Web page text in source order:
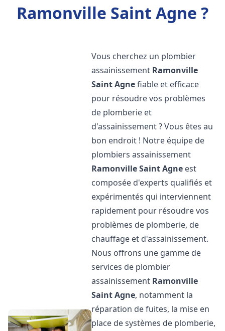
Ramonville Saint Agne ?
Vous cherchez un plombier
assainissement Ramonville
Saint Agnefiable et efficace
pour résoudre vos problèmes
de plomberie et
d'assainissement ? Vous êtes au
bon endroit ! Notre équipe de
plombiers assainissement
Ramonville Saint Agne est
composée d'experts qualifiés et
expérimentés qui interviennent
rapidement pour résoudre vos
problèmes de plomberie, de
chauffage et d'assainissement.
Nous offrons une gamme de
services de plombier
assainissement Ramonville
Saint Agne, notamment la
réparation de fuites, la mise en
place de systèmes de plomberie,